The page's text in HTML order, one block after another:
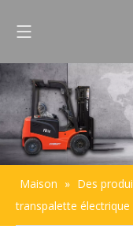
Maison » Des
transpalette électrique